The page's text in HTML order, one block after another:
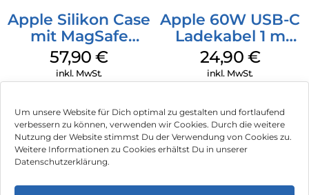
Um unsere Website für Dich optimal zu gestalten und fortlaufend
verbessern zu können, verwenden wir Cookies. Durch die weitere
Nutzung der Website stimmst Du der Verwendung von Cookies zu.
Weitere Informationen zu Cookies erhältst Du in unserer
Datenschutzerklärung.
Apple Silikon Case
mit MagSafe
iPhone 14 Pro
(PRODUCT)RED
57,90€
inkl. MwSt.
Apple 60W USB-C
Ladekabel 1 m
Weiß
24,90 €
inkl. MwSt.
Impressum